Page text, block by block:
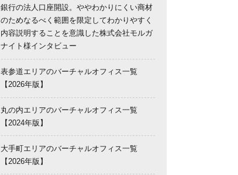
銀行の法人口座開設。ややわかりにくい商材
のためなるべく範囲を限定してわかりやすく
内容説明することを意識した株式会社モルガ
ナイト様インタビュー
表参道エリアのバーチャルオフィス一覧
【2026年版】
丸の内エリアのバーチャルオフィス一覧
【2024年版】
大手町エリアのバーチャルオフィス一覧
【2026年版】